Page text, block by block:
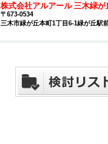
株式会社アルアール 三木緑が
〒673-0534
三木市緑が丘本町1丁目6-1緑が丘駅